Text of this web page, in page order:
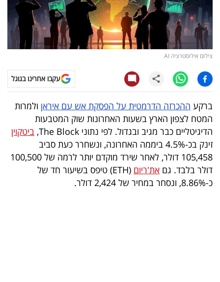
רכילות
עסקית
קריפטו
ויראלי
טלוויזיה
עסקי
ספורט
קריירה
ולימודים
צילום אילוסטרציה AI
עקבו אחרינו בגוגל
ברקע ההכרזה הדרמטית על הפסקת אש עם איראן ולמרות
המטח לצפון הארץ בשעות האחרונות שוק המטבעות
הדיגיטליים כבר מגיב ובגדול. לפי נתוני The Block,
ביטקוין
זינק בכ-4.5% ביממה האחרונה, ונשחרר כעת סביב
105,458 דולר, לאחר שירד מוקדם יותר לרמה של 100,500
דולר בלבד. גם את'ריום
(ETH) טיפס בשיעור חד של
כ-8.86%, ונסחר במחיר של 2,424 דולר.